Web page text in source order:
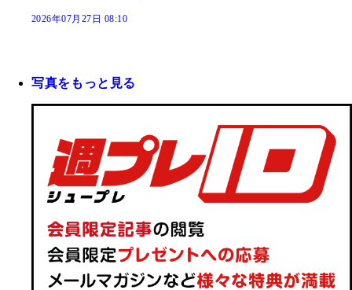
2026年07月27日 08:10
写真をもっと見る